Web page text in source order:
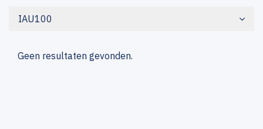
IAU100
Geen resultaten gevonden.